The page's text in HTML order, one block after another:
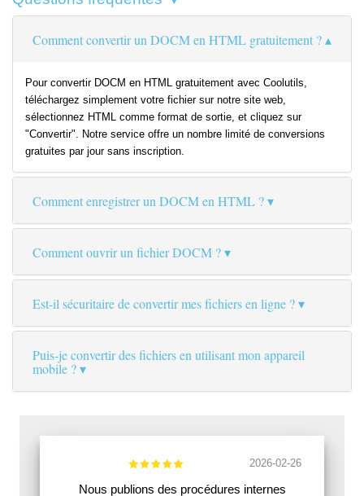
Comment convertir un DOCM en HTML gratuitement ?
Pour convertir DOCM en HTML gratuitement avec Coolutils,
téléchargez simplement votre fichier sur notre site web,
sélectionnez HTML comme format de sortie, et cliquez sur
"Convertir". Notre service offre un nombre limité de conversions
gratuites par jour sans inscription.
Comment enregistrer un DOCM en HTML ?
Comment ouvrir un fichier DOCM ?
Est-il sécuritaire de convertir mes fichiers en ligne ?
Puis-je convertir des fichiers en utilisant mon appareil
mobile ?
2026-02-26
Nous publions des procédures internes